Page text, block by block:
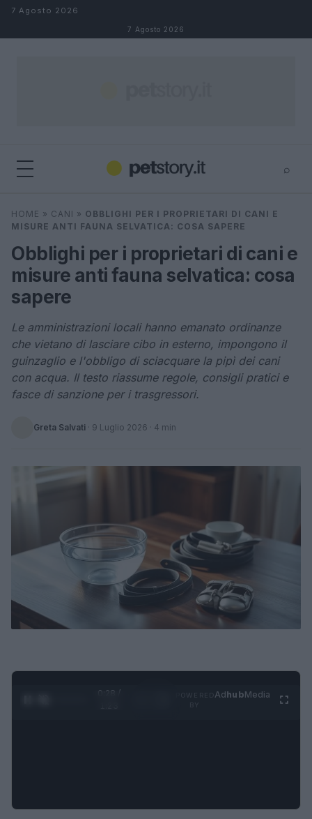
Salta al contenuto
7 Agosto 2026
7 Agosto 2026
⌕
Cerca ⌕
HOME » CANI » OBBLIGHI PER I PROPRIETARI DI CANI E
MISURE ANTI FAUNA SELVATICA: COSA SAPERE
Obblighi per i proprietari di cani e
misure anti fauna selvatica: cosa
sapere
Le amministrazioni locali hanno emanato ordinanze
che vietano di lasciare cibo in esterno, impongono il
guinzaglio e l'obbligo di sciacquare la pipì dei cani
con acqua. Il testo riassume regole, consigli pratici e
fasce di sanzione per i trasgressori.
Greta Salvati · 9 Luglio 2026 · 4 min
0:29 /
AdhubMedia